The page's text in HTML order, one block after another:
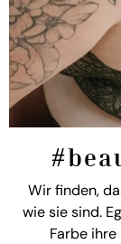
Wir finden,
wie sie sind.
Farbe